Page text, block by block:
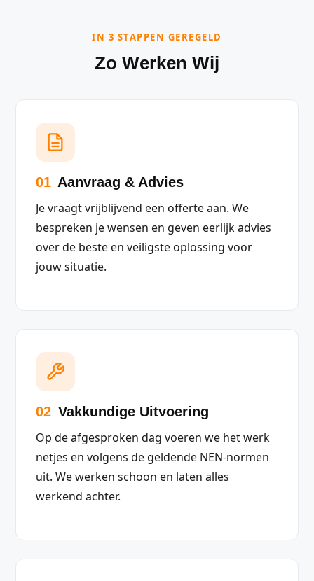
IN 3 STAPPEN GEREGELD
Zo Werken Wij
01 Aanvraag & Advies
Je vraagt vrijblijvend een offerte aan. We
bespreken je wensen en geven eerlijk advies
over de beste en veiligste oplossing voor
jouw situatie.
02 Vakkundige Uitvoering
Op de afgesproken dag voeren we het werk
netjes en volgens de geldende NEN-normen
uit. We werken schoon en laten alles
werkend achter.